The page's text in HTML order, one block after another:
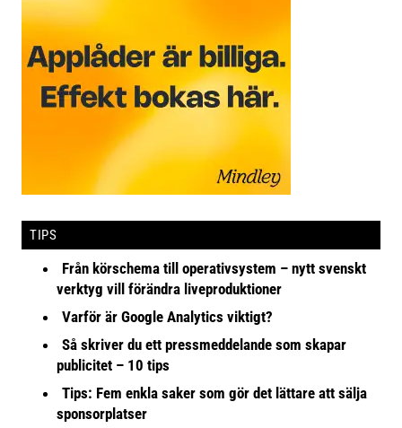
TIPS
Från körschema till operativsystem – nytt svenskt
verktyg vill förändra liveproduktioner
Varför är Google Analytics viktigt?
Så skriver du ett pressmeddelande som skapar
publicitet – 10 tips
Tips: Fem enkla saker som gör det lättare att sälja
sponsorplatser